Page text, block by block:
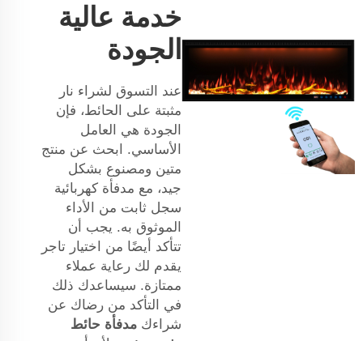
خدمة عالية
الجودة
عند التسوق لشراء نار
مثبتة على الحائط، فإن
الجودة هي العامل
الأساسي. ابحث عن منتج
متين ومصنوع بشكل
جيد، مع مدفأة كهربائية
سجل ثابت من الأداء
الموثوق به. يجب أن
تتأكد أيضًا من اختيار تاجر
يقدم لك رعاية عملاء
ممتازة. سيساعدك ذلك
في التأكد من رضاك عن
شراءك مدفأة حائط